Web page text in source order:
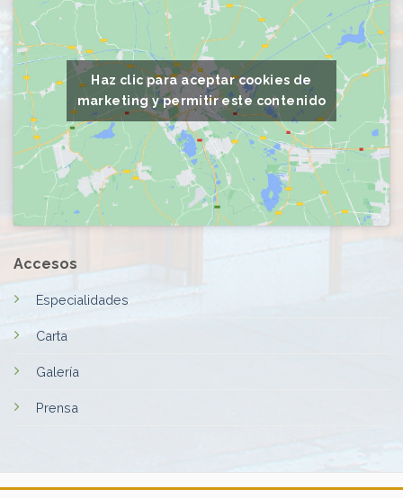
Haz clic para aceptar cookies de
marketing y permitir este contenido
Accesos
Especialidades
Carta
Galería
Prensa